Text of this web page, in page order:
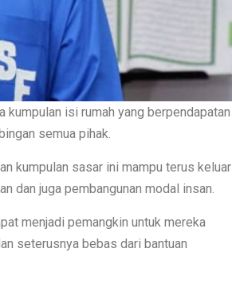
kumpulan isi rumah yang berpendapatan
semua pihak.
kumpulan sasar ini mampu terus keluar
dan juga pembangunan modal insan.
menjadi pemangkin untuk mereka
seterusnya bebas dari bantuan